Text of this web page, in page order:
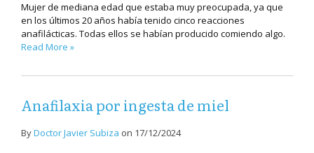
Mujer de mediana edad que estaba muy preocupada, ya que
en los últimos 20 años había tenido cinco reacciones
anafilácticas. Todas ellos se habían producido comiendo algo.
Read More »
Anafilaxia por ingesta de miel
ByDoctor Javier Subiza on 17/12/2024